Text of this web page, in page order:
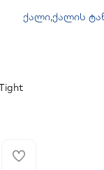
ქალი,ქალის